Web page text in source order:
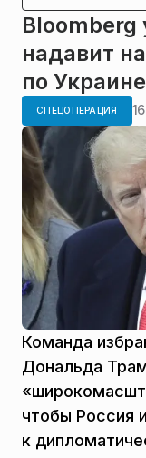
Bloomberg
надавит
по Украине
СПЕЦОПЕРАЦИЯ
Команда
Дональда
чтобы Россия
к